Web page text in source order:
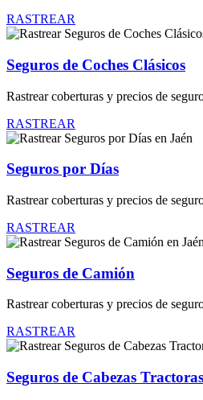
RASTREAR
Seguros de Coches Clásicos
Rastrear coberturas y precios de
RASTREAR
Seguros por Días
Rastrear coberturas y precios de
RASTREAR
Seguros de Camión
Rastrear coberturas y precios de
RASTREAR
Seguros de Cabezas Tractoras